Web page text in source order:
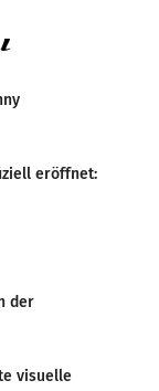
eröffnet:
der
visuelle